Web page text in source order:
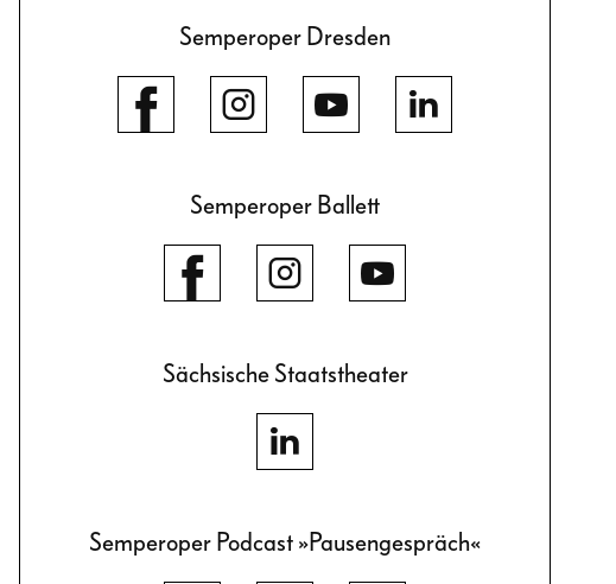
Semperoper Dresden
Semperoper Ballett
Sächsische Staatstheater
Semperoper Podcast »Pausengespräch«